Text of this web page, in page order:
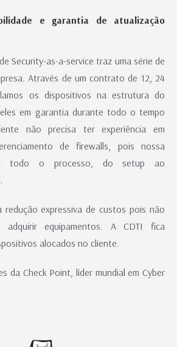
e garantia de atualização
Security-as-a-service traz uma série de
Através de um contrato de 12, 24
os dispositivos na estrutura do
em garantia durante todo o tempo
não precisa ter experiência em
de firewalls, pois nossa
todo o processo, do setup ao
expressiva de custos pois não
adquirir equipamentos. A CDTI fica
alocados no cliente.
da Check Point, líder mundial em Cyber